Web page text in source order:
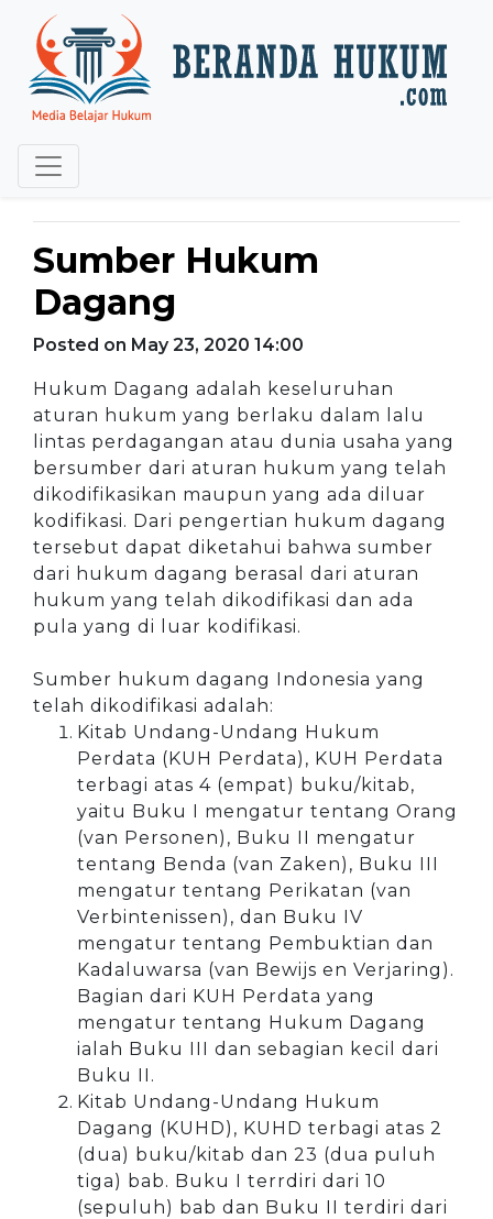
Sumber Hukum
Dagang
Posted on May 23, 2020 14:00
Hukum Dagang adalah keseluruhan
aturan hukum yang berlaku dalam lalu
lintas perdagangan atau dunia usaha yang
bersumber dari aturan hukum yang telah
dikodifikasikan maupun yang ada diluar
kodifikasi. Dari pengertian hukum dagang
tersebut dapat diketahui bahwa sumber
dari hukum dagang berasal dari aturan
hukum yang telah dikodifikasi dan ada
pula yang di luar kodifikasi.
Sumber hukum dagang Indonesia yang
telah dikodifikasi adalah:
Kitab Undang-Undang Hukum
Perdata (KUH Perdata), KUH Perdata
terbagi atas 4 (empat) buku/kitab,
yaitu Buku I mengatur tentang Orang
(van Personen), Buku II mengatur
tentang Benda (van Zaken), Buku III
mengatur tentang Perikatan (van
Verbintenissen), dan Buku IV
mengatur tentang Pembuktian dan
Kadaluwarsa (van Bewijs en Verjaring).
Bagian dari KUH Perdata yang
mengatur tentang Hukum Dagang
ialah Buku III dan sebagian kecil dari
Buku II.
Kitab Undang-Undang Hukum
Dagang (KUHD), KUHD terbagi atas 2
(dua) buku/kitab dan 23 (dua puluh
tiga) bab. Buku I terrdiri dari 10
(sepuluh) bab dan Buku II terdiri dari